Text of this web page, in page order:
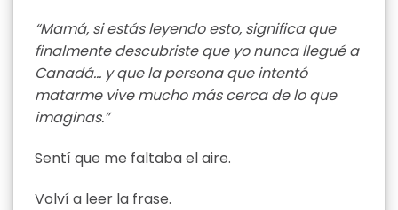
“Mamá, si estás leyendo esto, significa que
finalmente descubriste que yo nunca llegué a
Canadá… y que la persona que intentó
matarme vive mucho más cerca de lo que
imaginas.”
Sentí que me faltaba el aire.
Volví a leer la frase.